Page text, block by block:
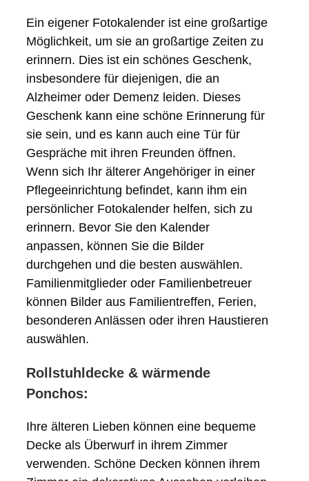
Ein eigener Fotokalender ist eine großartige
Möglichkeit, um sie an großartige Zeiten zu
erinnern. Dies ist ein schönes Geschenk,
insbesondere für diejenigen, die an
Alzheimer oder Demenz leiden. Dieses
Geschenk kann eine schöne Erinnerung für
sie sein, und es kann auch eine Tür für
Gespräche mit ihren Freunden öffnen.
Wenn sich Ihr älterer Angehöriger in einer
Pflegeeinrichtung befindet, kann ihm ein
persönlicher Fotokalender helfen, sich zu
erinnern. Bevor Sie den Kalender
anpassen, können Sie die Bilder
durchgehen und die besten auswählen.
Familienmitglieder oder Familienbetreuer
können Bilder aus Familientreffen, Ferien,
besonderen Anlässen oder ihren Haustieren
auswählen.
Rollstuhldecke & wärmende
Ponchos:
Ihre älteren Lieben können eine bequeme
Decke als Überwurf in ihrem Zimmer
verwenden. Schöne Decken können ihrem